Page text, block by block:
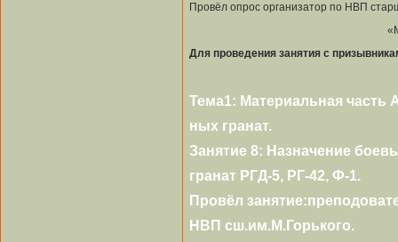
Провёл опрос организатор по НВП
Для проведения занятия с
Тема1: Материальная часть
ных гранат.
Занятие 8: Назначение
гранат РГД-5, РГ-42, Ф-1.
Провёл
НВП сш.им.М.Горького.